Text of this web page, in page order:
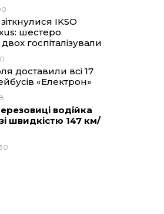
IKSO
шестеро
госпіталізували
доставили всі 17
«Електрон»
водійка
швидкістю 147 км/